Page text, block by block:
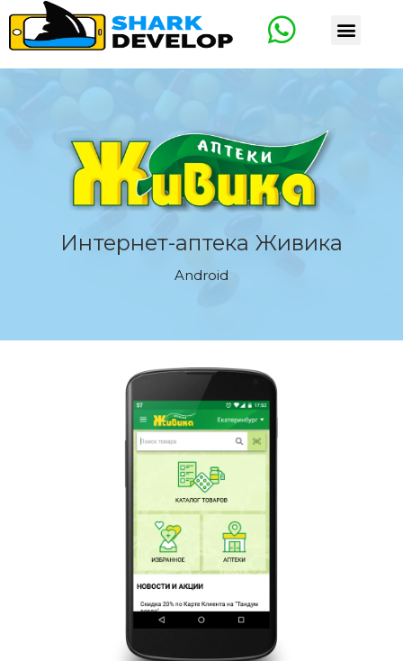
Интернет-аптека Живика
Android